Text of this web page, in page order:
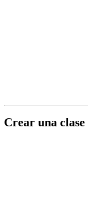
Crear una clase